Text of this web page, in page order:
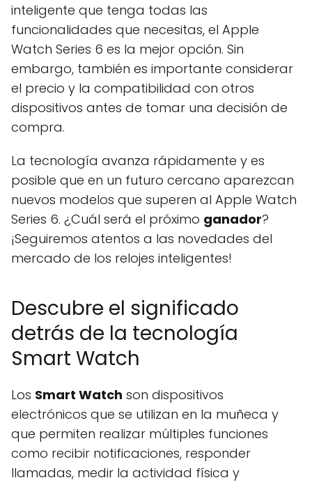
inteligente que tenga todas las
funcionalidades que necesitas, el Apple
Watch Series 6 es la mejor opción. Sin
embargo, también es importante considerar
el precio y la compatibilidad con otros
dispositivos antes de tomar una decisión de
compra.
La tecnología avanza rápidamente y es
posible que en un futuro cercano aparezcan
nuevos modelos que superen al Apple Watch
Series 6. ¿Cuál será el próximo ganador?
¡Seguiremos atentos a las novedades del
mercado de los relojes inteligentes!
Descubre el significado
detrás de la tecnología
Smart Watch
Los Smart Watch son dispositivos
electrónicos que se utilizan en la muñeca y
que permiten realizar múltiples funciones
como recibir notificaciones, responder
llamadas, medir la actividad física y